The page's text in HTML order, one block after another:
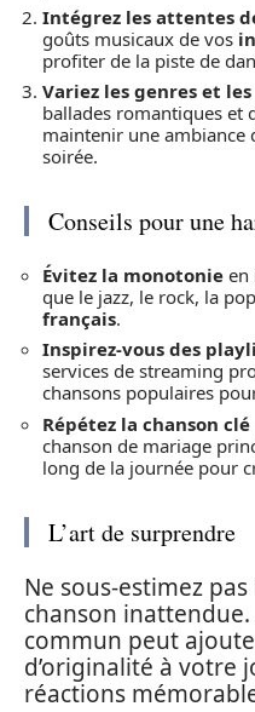
Intégrez les attentes
goûts musicaux de vos
profiter de la piste de
Variez les genres et
ballades romantiques et
maintenir une ambiance
soirée.
Conseils pour une
Évitez la monotonie en
que le jazz, le rock, la
français.
Inspirez-vous des
services de streaming
chansons populaires
Répétez la chanson clé
chanson de mariage
long de la journée pour
L’art de surprendre
Ne sous-estimez
chanson
commun peut
d’originalité à votre
réactions